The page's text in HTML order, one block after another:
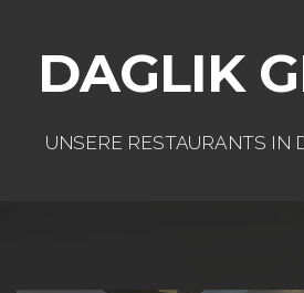
DAGLIK
UNSERE RESTAURANTS IN